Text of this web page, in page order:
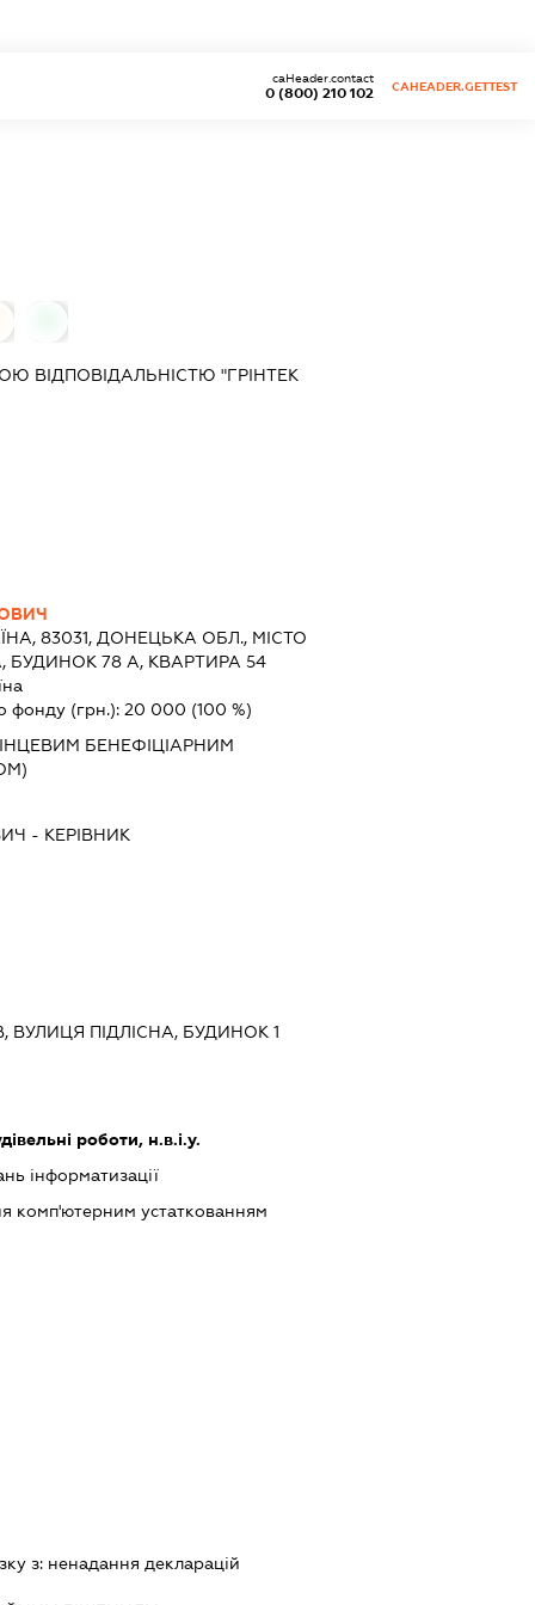
0 (800) 210 102
caHeader.contact
CAHEADER.GETTEST
ВІДПОВІДАЛЬНІСТЮ "ГРІНТЕК
83031, ДОНЕЦЬКА ОБЛ., МІСТО
БУДИНОК 78 А, КВАРТИРА 54
фонду (грн.): 20 000 (100 %)
БЕНЕФІЦІАРНИМ
- КЕРІВНИК
ВУЛИЦЯ ПІДЛІСНА, БУДИНОК 1
роботи, н.в.і.у.
інформатизації
комп'ютерним устаткованням
з: ненадання декларацiй